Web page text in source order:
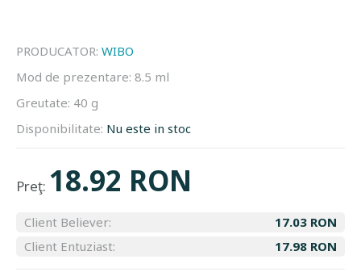
PRODUCATOR: WIBO
Mod de prezentare: 8.5 ml
Greutate: 40 g
Disponibilitate: Nu este in stoc
Preţ: 18.92 RON
Client Believer:
17.03 RON
Client Entuziast:
17.98 RON